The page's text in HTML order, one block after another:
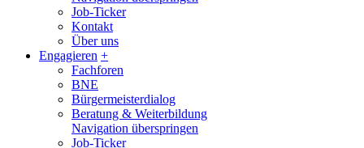
Job-Ticker
Kontakt
Über uns
Engagieren +
Fachforen
BNE
Bürgermeisterdialog
Beratung & Weiterbildung
Navigation überspringen
Job-Ticker